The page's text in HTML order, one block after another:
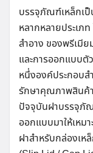
บรรจุภัณฑ์เหล็กเ
หลากหลายประเภ
สำอาง ของพรีเมี
และการออกแบบ
หนึ่งองค์ประกอบส
รักษาคุณภาพสินค้
ปัจจุบันฝาบรรจุภั
ออกแบบมาให้เหม
ฝาสำหรับกล่องเห